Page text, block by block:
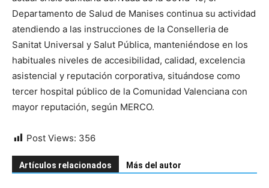
Departamento de Salud de Manises continua su actividad
atendiendo a las instrucciones de la Conselleria de
Sanitat Universal y Salut Pública, manteniéndose en los
habituales niveles de accesibilidad, calidad, excelencia
asistencial y reputación corporativa, situándose como
tercer hospital público de la Comunidad Valenciana con
mayor reputación, según MERCO.
Post Views: 356
Artículos relacionados Más del autor